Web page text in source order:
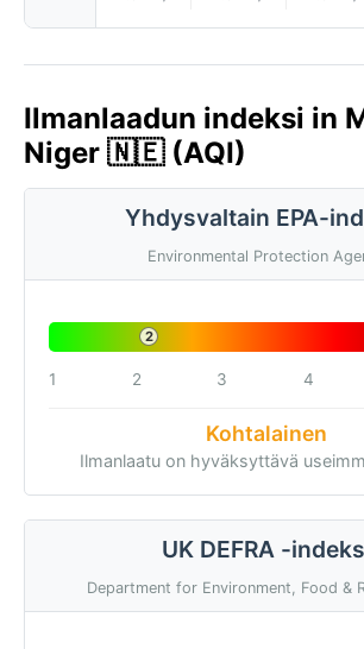
Ilmanlaadun indeksi in
Niger 🇳🇪 (AQI)
Yhdysvaltain EPA-
Environmental Protection
2
1 2 3 4
Kohtalainen
Ilmanlaatu on hyväksyttävä
UK DEFRA -
Department for Environment, Food &